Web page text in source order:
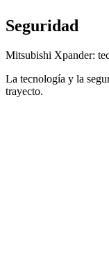
Seguridad
Mitsubishi Xpander:
La tecnología y la
trayecto.